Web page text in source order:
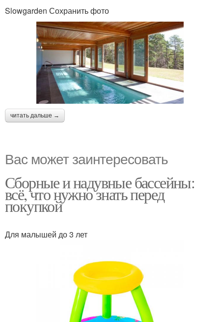
Slowgarden Сохранить фото
читать дальше →
Вас может заинтересовать
Сборные и надувные бассейны:
всё, что нужно знать перед
покупкой
Для малышей до 3 лет